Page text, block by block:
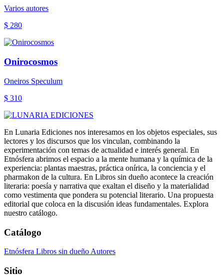
Varios autores
$ 280
Onirocosmos
Oneiros Speculum
$ 310
En Lunaria Ediciones nos interesamos en los objetos especiales, sus
lectores y los discursos que los vinculan, combinando la
experimentación con temas de actualidad e interés general. En
Etnósfera abrimos el espacio a la mente humana y la química de la
experiencia: plantas maestras, práctica onírica, la conciencia y el
pharmakon de la cultura. En Libros sin dueño acontece la creación
literaria: poesía y narrativa que exaltan el diseño y la materialidad
como vestimenta que pondera su potencial literario. Una propuesta
editorial que coloca en la discusión ideas fundamentales. Explora
nuestro catálogo.
Catálogo
Etnósfera Libros sin dueño Autores
Sitio